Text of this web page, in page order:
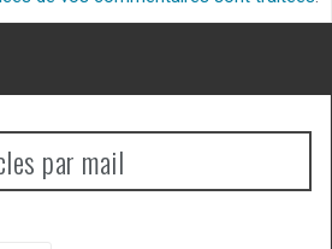
par mail